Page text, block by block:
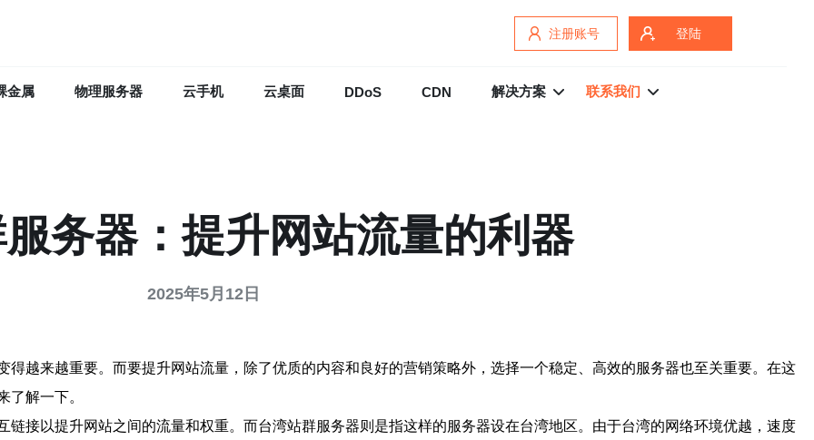
注册账号 登陆
金属 物理服务器 云手机 云桌面 DDoS CDN 解决方案 联系我们
务器：提升网站流量的利器
2025年5月12日
越来越重要。而要提升网站流量，除了优质的内容和良好的营销策略外，选择一个稳定、高效的服务器也至关重要。在这
了解一下。
接以提升网站之间的流量和权重。而台湾站群服务器则是指这样的服务器设在台湾地区。由于台湾的网络环境优越，速度